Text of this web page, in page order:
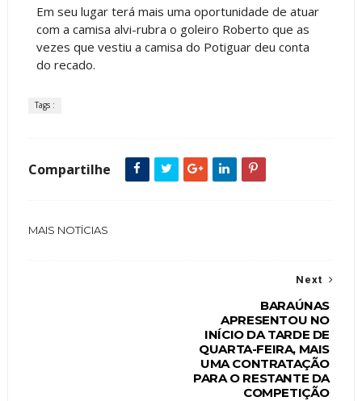
Em seu lugar terá mais uma oportunidade de atuar
com a camisa alvi-rubra o goleiro Roberto que as
vezes que vestiu a camisa do Potiguar deu conta
do recado.
Tags :
Compartilhe
MAIS NOTÍCIAS
Next
BARAÚNAS
APRESENTOU NO
INÍCIO DA TARDE DE
QUARTA-FEIRA, MAIS
UMA CONTRATAÇÃO
PARA O RESTANTE DA
COMPETIÇÃO